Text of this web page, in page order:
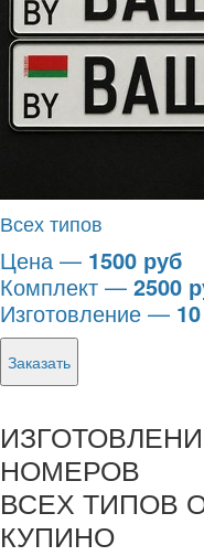
Всех типов
Цена — 1500 руб
Комплект — 2500
Изготовление —
Заказать
НОМЕРОВ
ВСЕХ ТИПОВ
КУПИНО